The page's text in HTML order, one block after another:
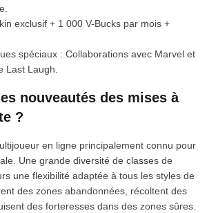
exclusif + 1 000 V-Bucks par mois +
spéciaux : Collaborations avec Marvel et
Last Laugh.
nouveautés des mises à
?
en ligne principalement connu pour
Une grande diversité de classes de
une flexibilité adaptée à tous les styles de
des zones abandonnées, récoltent des
des forteresses dans des zones sûres.